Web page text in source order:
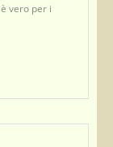
vero per i